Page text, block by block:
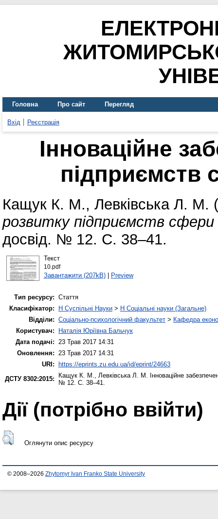
Головна Про сайт Перегляд
Вхід Реєстрація
Інноваційне
підприємств
Кащук К. М., Левківська Л. М.
розвитку підприємств сфери
досвід. № 12. С. 38–41.
Текст
10.pdf
Завантажити (207kB)| Preview
Тип ресурсу: Стаття
Класифікатор:
H Суспільні Науки > H Соціальні науки (Загальне)
Відділи: Соціально-психологічний факультет > Кафедра
Користувач:
Наталія Юріївна Бальчук
Дата подачі: 23 Трав 2017 14:31
Оновлення: 23 Трав 2017 14:31
URI:
https://eprints.zu.edu.ua/id/eprint/24663
ДСТУ 8302:2015:
Кащук К. М., Левківська Л. М. Інноваційне
№ 12. С. 38–41.
Дії ​​(потрібно ввійти)
Оглянути опис ресурсу
© 2008–2026 Zhytomyr Ivan Franko State University